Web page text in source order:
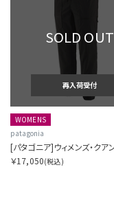
SOLD OUT
再入荷受付
WOMENS
patagonia
￥17,050(税込)